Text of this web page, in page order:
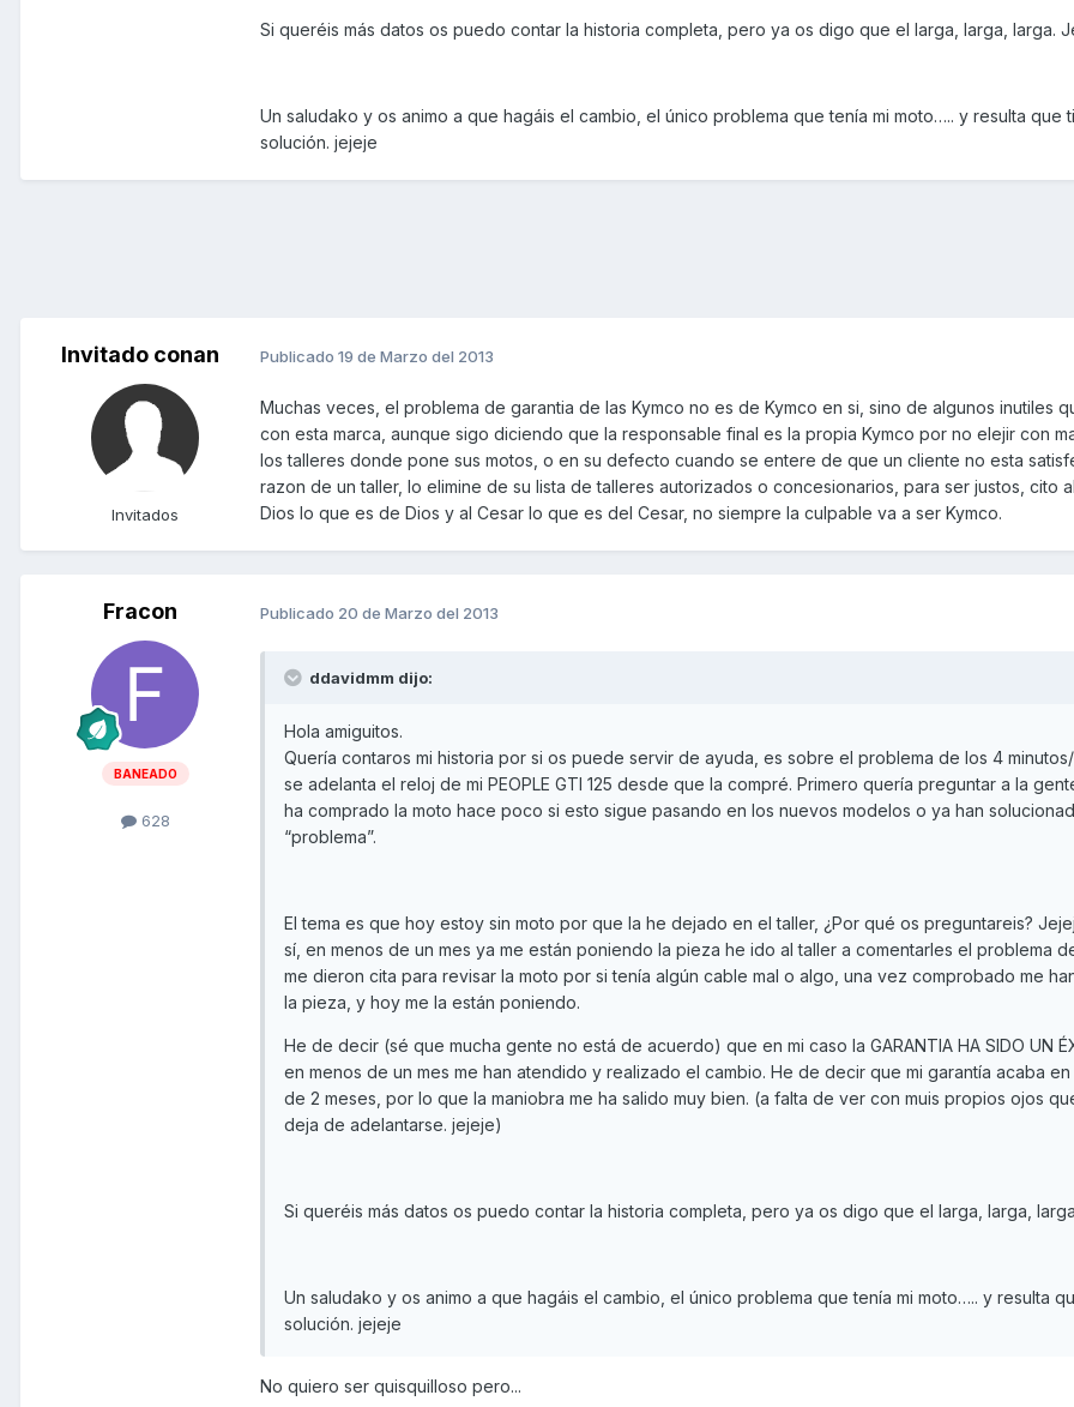
Si queréis más datos os puedo contar la historia completa, pero ya os digo que el larga, larga, larga.
Un saludako y os animo a que hagáis el cambio, el único problema que tenía mi moto….. y resulta que
solución. jejeje
Invitado conan
Invitados
Publicado 19 de Marzo del 2013
Muchas veces, el problema de garantia de las Kymco no es de Kymco en si, sino de algunos inutiles
con esta marca, aunque sigo diciendo que la responsable final es la propia Kymco por no elejir con
los talleres donde pone sus motos, o en su defecto cuando se entere de que un cliente no esta
razon de un taller, lo elimine de su lista de talleres autorizados o concesionarios, para ser justos, cito
Dios lo que es de Dios y al Cesar lo que es del Cesar, no siempre la culpable va a ser Kymco.
Fracon
BANEADO
628
Publicado 20 de Marzo del 2013
ddavidmm dijo:
Hola amiguitos.
Quería contaros mi historia por si os puede servir de ayuda, es sobre el problema de los 4
se adelanta el reloj de mi PEOPLE GTI 125 desde que la compré. Primero quería preguntar a la
ha comprado la moto hace poco si esto sigue pasando en los nuevos modelos o ya han
“problema”.
El tema es que hoy estoy sin moto por que la he dejado en el taller, ¿Por qué os preguntareis?
sí, en menos de un mes ya me están poniendo la pieza he ido al taller a comentarles el problema
me dieron cita para revisar la moto por si tenía algún cable mal o algo, una vez comprobado me
la pieza, y hoy me la están poniendo.
He de decir (sé que mucha gente no está de acuerdo) que en mi caso la GARANTIA HA SIDO UN
en menos de un mes me han atendido y realizado el cambio. He de decir que mi garantía acaba en
de 2 meses, por lo que la maniobra me ha salido muy bien. (a falta de ver con muis propios ojos
deja de adelantarse. jejeje)
Si queréis más datos os puedo contar la historia completa, pero ya os digo que el larga, larga,
Un saludako y os animo a que hagáis el cambio, el único problema que tenía mi moto….. y resulta
solución. jejeje
No quiero ser quisquilloso pero...